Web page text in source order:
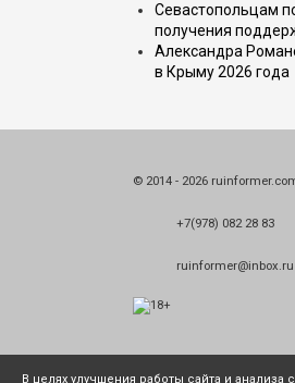
Севастопольцам
получения
Александра
в Крыму 2026 года
© 2014 - 2026
+7(978) 082 28 83
ruinformer@inbox.ru
В целях улучшения работы сайта и